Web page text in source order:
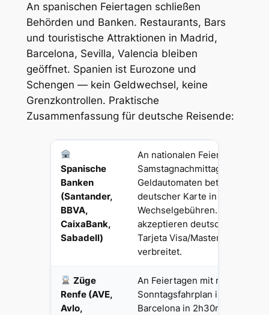
An spanischen Feiertagen schließen
Behörden und Banken. Restaurants, Bars
und touristische Attraktionen in Madrid,
Barcelona, Sevilla, Valencia bleiben
geöffnet. Spanien ist Eurozone und
Schengen — kein Geldwechsel, keine
Grenzkontrollen. Praktische
Zusammenfassung für deutsche Reisende:
Spanische
Banken
(Santander,
BBVA,
CaixaBank,
Sabadell)
An nationalen Feiertagen und
Samstagnachmittagen
Geldautomaten
deutscher Karte in Eurozone
Wechselgebühren. Spanische
akzeptieren deutsche Karten
Tarjeta Visa/Mastercard
verbreitet.
Züge
Renfe (AVE,
Avlo,
An Feiertagen mit reduziertem
Sonntagsfahrplan in Betrieb.
Barcelona in 2h30m, AVE